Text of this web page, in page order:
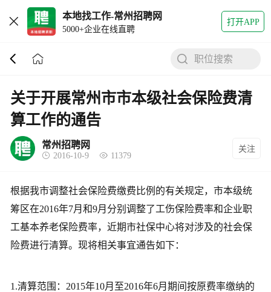
本地找工作-常州招聘网
5000+企业在线直聘
打开APP
职位搜索
关于开展常州市市本级社会保险费清
算工作的通告
常州招聘网
2016-10-9 11379
关注
根据我市调整社会保险费缴费比例的有关规定，市本级统
筹区在2016年7月和9月分别调整了工伤保险费率和企业职
工基本养老保险费率，近期市社保中心将对涉及的社会保
险费进行清算。现将相关事宜通告如下：
1.清算范围：2015年10月至2016年6月期间按原费率缴纳的